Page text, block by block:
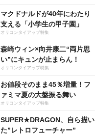
マクドナルドが40年にわたり
支える「小学生の甲子園」
オリコンタイアップ特集
森崎ウィン×向井康二“両片思
い”にキュンが止まらん！
オリコンタイアップ特集
お値段そのまま45％増量！フ
ァミマ夏の大盤振る舞い
オリコンタイアップ特集
SUPER★DRAGON、自ら描い
た”レトロフューチャー”